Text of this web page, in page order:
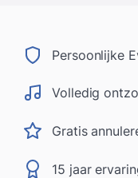
Persoonlijke
Volledig
Gratis
15 jaar